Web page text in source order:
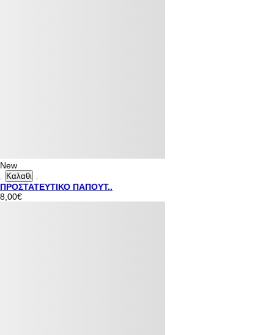
New
Καλαθι
ΠΡΟΣΤΑΤΕΥΤΙΚΟ ΠΑΠΟΥΤ..
8,00€